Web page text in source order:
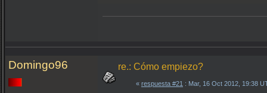
Domingo96 re.: Cómo empiezo?
« respuesta #21 : Mar, 16 Oct 2012, 19:38